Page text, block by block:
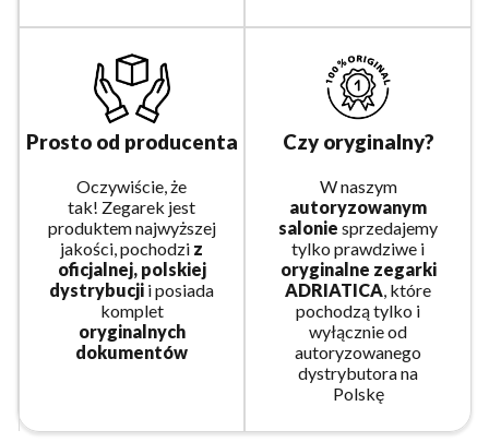
Prosto od producenta
Oczywiście, że
tak! Zegarek jest
produktem najwyższej
jakości, pochodzi z
oficjalnej, polskiej
dystrybucji i posiada
komplet
oryginalnych
dokumentów
Czy oryginalny?
W naszym
autoryzowanym
salonie sprzedajemy
tylko prawdziwe i
oryginalne zegarki
ADRIATICA , które
pochodzą tylko i
wyłącznie od
autoryzowanego
dystrybutora na
Polskę